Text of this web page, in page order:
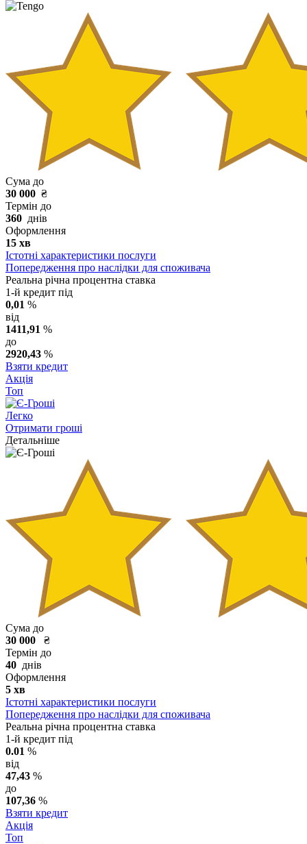
Сума до
30 000 ₴
Термін до
360 днів
Оформлення
15 хв
Істотні характеристики послуги
Попередження про наслідки для споживача
Реальна річна процентна ставка
1-й кредит під
0,01 %
від
1411,91 %
до
2920,43 %
Взяти кредит
Акція
Топ
Легко
Отримати гроші
Детальніше
Сума до
30 000
₴
Термін до
40 днів
Оформлення
5 хв
Істотні характеристики послуги
Попередження про наслідки для споживача
Реальна річна процентна ставка
1-й кредит під
0.01 %
від
47,43 %
до
107,36 %
Взяти кредит
Акція
Топ